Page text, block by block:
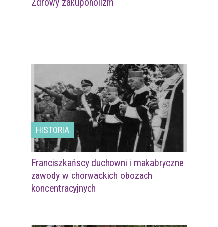
Zdrowy zakupoholizm
HISTORIA
Franciszkańscy duchowni i makabryczne
zawody w chorwackich obozach
koncentracyjnych